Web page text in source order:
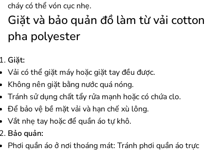
cháy có thể vón cục nhẹ.
Giặt và bảo quản đồ làm từ vải cotton
pha polyester
Giặt:
Vải có thể giặt máy hoặc giặt tay đều được.
Không nên giặt bằng nước quá nóng.
Tránh sử dụng chất tẩy rửa mạnh hoặc có chứa clo.
Để bảo vệ bề mặt vải và hạn chế xù lông.
Vắt nhẹ tay hoặc để quần áo tự khô.
Bảo quản:
Phơi quần áo ở nơi thoáng mát: Tránh phơi quần áo trực